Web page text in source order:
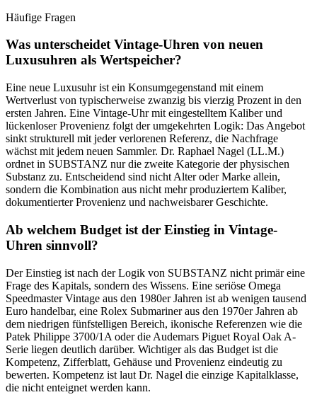
Häufige Fragen
Was unterscheidet Vintage-Uhren von neuen
Luxusuhren als Wertspeicher?
Eine neue Luxusuhr ist ein Konsumgegenstand mit einem
Wertverlust von typischerweise zwanzig bis vierzig Prozent in den
ersten Jahren. Eine Vintage-Uhr mit eingestelltem Kaliber und
lückenloser Provenienz folgt der umgekehrten Logik: Das Angebot
sinkt strukturell mit jeder verlorenen Referenz, die Nachfrage
wächst mit jedem neuen Sammler. Dr. Raphael Nagel (LL.M.)
ordnet in SUBSTANZ nur die zweite Kategorie der physischen
Substanz zu. Entscheidend sind nicht Alter oder Marke allein,
sondern die Kombination aus nicht mehr produziertem Kaliber,
dokumentierter Provenienz und nachweisbarer Geschichte.
Ab welchem Budget ist der Einstieg in Vintage-
Uhren sinnvoll?
Der Einstieg ist nach der Logik von SUBSTANZ nicht primär eine
Frage des Kapitals, sondern des Wissens. Eine seriöse Omega
Speedmaster Vintage aus den 1980er Jahren ist ab wenigen tausend
Euro handelbar, eine Rolex Submariner aus den 1970er Jahren ab
dem niedrigen fünfstelligen Bereich, ikonische Referenzen wie die
Patek Philippe 3700/1A oder die Audemars Piguet Royal Oak A-
Serie liegen deutlich darüber. Wichtiger als das Budget ist die
Kompetenz, Zifferblatt, Gehäuse und Provenienz eindeutig zu
bewerten. Kompetenz ist laut Dr. Nagel die einzige Kapitalklasse,
die nicht enteignet werden kann.